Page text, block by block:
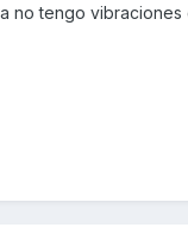
no tengo vibraciones